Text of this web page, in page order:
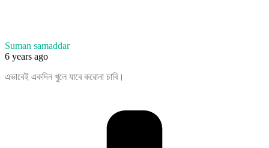
Suman samaddar
6 years ago
এভাবেই একদিন খুলে যাবে করোনা চাবি।